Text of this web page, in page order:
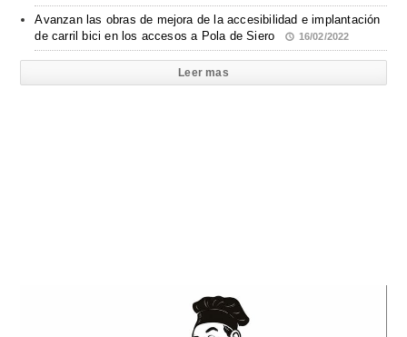
Avanzan las obras de mejora de la accesibilidad e implantación
de carril bici en los accesos a Pola de Siero
16/02/2022
Leer mas